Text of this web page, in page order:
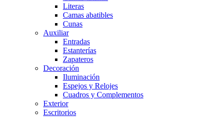
Literas
Camas abatibles
Cunas
Auxiliar
Entradas
Estanterías
Zapateros
Decoración
Iluminación
Espejos y Relojes
Cuadros y Complementos
Exterior
Escritorios